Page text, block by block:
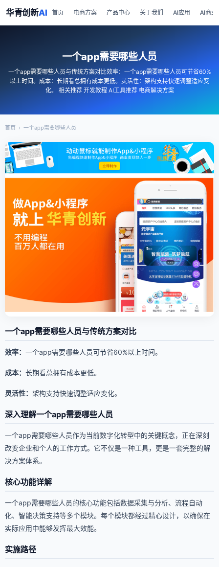
华青创新AI 首页 电商方案 产品中心 关于我们 AI应用 AI商业
一个app需要哪些人员
一个app需要哪些人员与传统方案对比效率：一个app需要哪些人员可节省60%
以上时间。成本：长期看总拥有成本更低。灵活性：架构支持快速调整适应变
化。 相关推荐 开发教程 AI工具推荐 电商解决方案
首页 › 一个app需要哪些人员
一个app需要哪些人员与传统方案对比
效率： 一个app需要哪些人员可节省60%以上时间。
成本： 长期看总拥有成本更低。
灵活性： 架构支持快速调整适应变化。
深入理解一个app需要哪些人员
一个app需要哪些人员作为当前数字化转型中的关键概念，正在深刻
改变企业和个人的工作方式。它不仅是一种工具，更是一套完整的解
决方案体系。
核心功能详解
一个app需要哪些人员的核心功能包括数据采集与分析、流程自动
化、智能决策支持等多个模块。每个模块都经过精心设计，以确保在
实际应用中能够发挥最大效能。
实施路径